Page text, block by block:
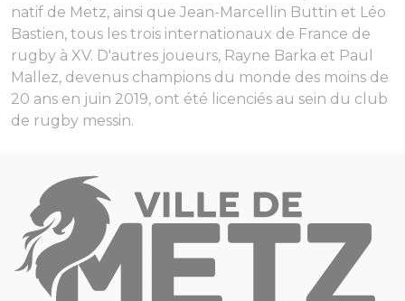
natif de Metz, ainsi que Jean-Marcellin Buttin et Léo
Bastien, tous les trois internationaux de France de
rugby à XV. D'autres joueurs, Rayne Barka et Paul
Mallez, devenus champions du monde des moins de
20 ans en juin 2019, ont été licenciés au sein du club
de rugby messin.